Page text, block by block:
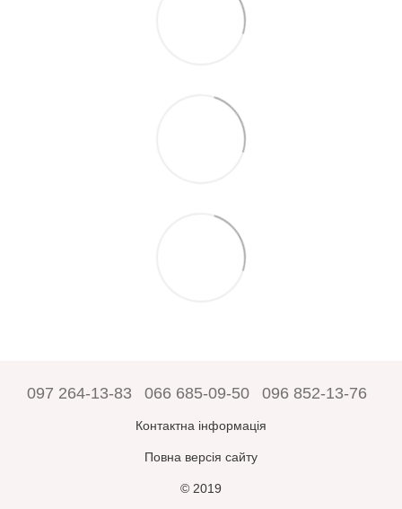
097 264-13-83 066 685-09-50 096 852-13-76
Контактна інформація
Повна версія сайту
© 2019